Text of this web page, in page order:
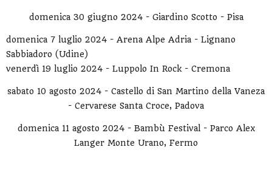
domenica 30 giugno 2024 - Giardino Scotto - Pisa
domenica 7 luglio 2024 - Arena Alpe Adria - Lignano
Sabbiadoro (Udine)
venerdì 19 luglio 2024 - Luppolo In Rock - Cremona
sabato 10 agosto 2024 - Castello di San Martino della Vaneza
- Cervarese Santa Croce, Padova
domenica 11 agosto 2024 - Bambù Festival - Parco Alex
Langer Monte Urano, Fermo